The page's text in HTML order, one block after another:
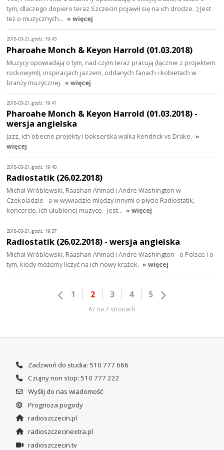
tym, dlaczego dopiero teraz Szczecin pojawił się na ich drodze. ;) Jest
też o muzycznych… » więcej
2018-03-21, godz. 19:43
Pharoahe Monch & Keyon Harrold (01.03.2018)
Muzycy opowiadają o tym, nad czym teraz pracują (łącznie z projektem
rockowym!), inspiracjach jazzem, oddanych fanach i kobietach w
branży muzycznej. » więcej
2018-03-21, godz. 19:41
Pharoahe Monch & Keyon Harrold (01.03.2018) -
wersja angielska
Jazz, ich obecne projekty i bokserska walka Kendrick vs Drake. »
więcej
2018-03-21, godz. 19:40
Radiostatik (26.02.2018)
Michał Wróblewski, Raashan Ahmad i Andre Washington w
Czekoladzie - a w wywiadzie między innymi o płycie Radiostatik,
koncercie, ich ulubionej muzyce - jest… » więcej
2018-03-21, godz. 19:37
Radiostatik (26.02.2018) - wersja angielska
Michał Wróblewski, Raashan Ahmad i Andre Washington - o Polsce i o
tym, kiedy możemy liczyć na ich nowy krążek. » więcej
1 2 3 4 5
67 na 7 stronach
Zadzwoń do studia: 510 777 666
Czujny non stop: 510 777 222
Wyślij do nas wiadomość
Prognoza pogody
radioszczecin.pl
radioszczecinextra.pl
radioszczecin.tv